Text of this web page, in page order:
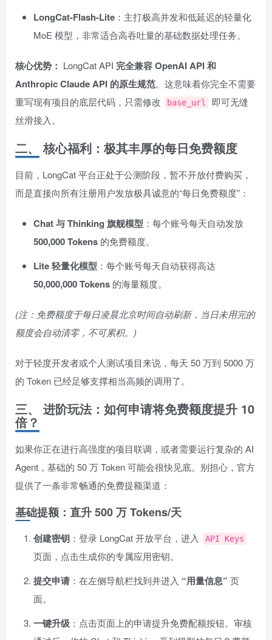
LongCat-Flash-Lite ：主打极高并发和低延迟的轻量化
MoE 模型，非常适合高吞吐量的基础数据处理任务。
核心优势： LongCat API 完全兼容 OpenAI API 和
Anthropic Claude API 的原生规范。这意味着你完全不需要
重写现有项目的底层代码，只需修改
base_url
即可无缝
丝滑接入。
二、 核心福利：极其丰厚的每日免费额度
目前，LongCat 平台正处于公测阶段，暂不开放付费购买，
而是直接向所有注册用户发放极具诚意的“每日免费额度”：
Chat 与 Thinking 旗舰模型 ：每个账号每天自动发放
500,000 Tokens 的免费额度。
Lite 轻量化模型 ：每个账号每天自动获得高达
50,000,000 Tokens 的海量额度。
(注：免费额度于每日凌晨北京时间自动刷新，当日未用完的
额度会自动清零，不可累积。)
对于轻度开发者或个人测试项目来说，每天 50 万到 5000 万
的 Token 已经足够支撑相当高频的调用了。
三、 进阶玩法：如何申请将免费额度提升 10
倍？
如果你正在进行高强度的项目联调，或者需要运行复杂的 AI
Agent，基础的 50 万 Token 可能会很快见底。别担心，官方
提供了一条非常畅通的免费提额渠道：
基础提额：直升 500 万 Tokens/天
创建密钥 ：登录 LongCat 开放平台，进入 API Keys
页面，点击生成你的专属应用密钥。
提交申请 ：在左侧导航栏找到并进入 “用量信息” 页
面。
一键升级 ：点击页面上的申请提升免费配额按钮。审核